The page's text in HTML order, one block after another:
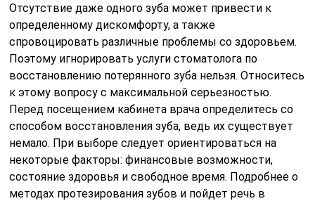
Отсутствие даже одного зуба может привести к
определенному дискомфорту, а также
спровоцировать различные проблемы со здоровьем.
Поэтому игнорировать услуги стоматолога по
восстановлению потерянного зуба нельзя. Относитесь
к этому вопросу с максимальной серьезностью.
Перед посещением кабинета врача определитесь со
способом восстановления зуба, ведь их существует
немало. При выборе следует ориентироваться на
некоторые факторы: финансовые возможности,
состояние здоровья и свободное время. Подробнее о
методах протезирования зубов и пойдет речь в